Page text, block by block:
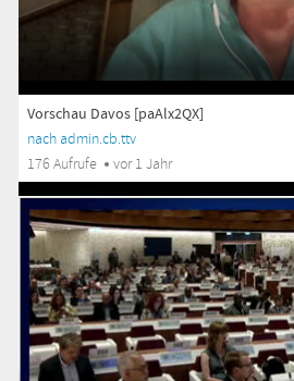
Vorschau Davos [paAlx2QX]
nach admin.cb.ttv
176 Aufrufe
vor 1 Jahr